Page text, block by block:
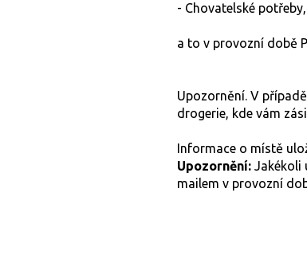
- Chovatelské
a to v provozní době
Upozornění. V
drogerie, kde vám
Informace o místě
Upozornění: Jakékoli
mailem v provozní